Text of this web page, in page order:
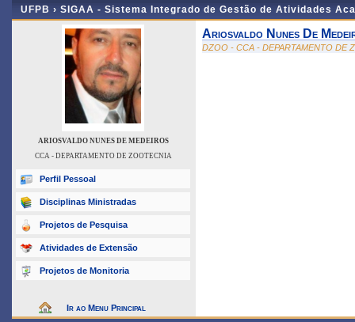
UFPB › SIGAA - Sistema Integrado de Gestão de Atividades
ARIOSVALDO NUNES DE MEDEIROS
CCA - DEPARTAMENTO DE ZOOTECNIA
Perfil Pessoal
Disciplinas Ministradas
Projetos de Pesquisa
Atividades de Extensão
Projetos de Monitoria
Ir ao Menu Principal
Ariosvaldo Nunes De
DZOO - CCA - DEPARTAMENTO DE